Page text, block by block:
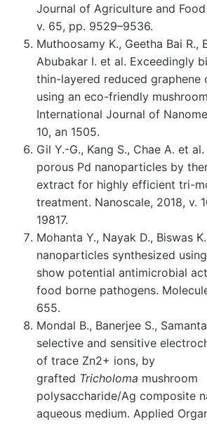
Journal of Agriculture and Food
v. 65, pp. 9529–9536.
Muthoosamy K., Geetha Bai R.,
Abubakar I. et al. Exceedingly
thin-layered reduced graphene
using an eco-friendly
International Journal of
10, an 1505.
Gil Y.-G., Kang S., Chae A. et
porous Pd nanoparticles by
extract for highly efficient tri-
treatment. Nanoscale, 2018, v.
19817.
Mohanta Y., Nayak D., Biswas
nanoparticles synthesized
show potential antimicrobial
food borne pathogens.
655.
Mondal B., Banerjee S.,
selective and sensitive
of trace Zn2+ ions, by
grafted Tricholoma mushroom
polysaccharide/Ag composite
aqueous medium. Applied